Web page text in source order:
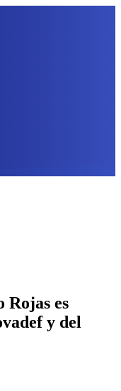
Rojas es
y del